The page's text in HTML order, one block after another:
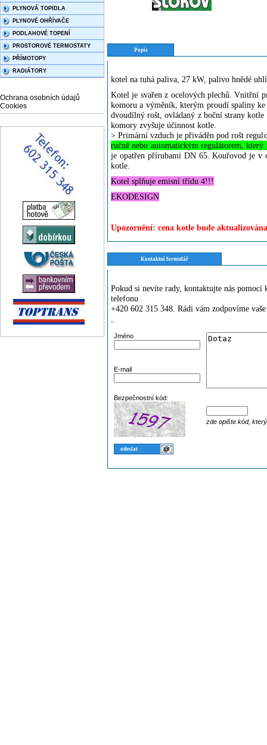
PLYNOVÁ TOPIDLA
PLYNOVÉ OHŘÍVAČE
PODLAHOVÉ TOPENÍ
PROSTOROVÉ TERMOSTATY
PŘÍMOTOPY
RADIÁTORY
Ochrana osobních údajů
Cookies
Popis
kotel na tuhá paliva, 27 kW, palivo hnědé
Kotel je svařen z ocelových plechů. Vnitřní
komoru a výměník, kterým proudí spaliny
dvoudílný rošt, ovládaný z boční strany kotle
komory zvyšuje účinnost kotle.
> Primární vzduch je přiváděn pod rošt
ručně nebo automatickým regulátorem,
je opatřen přírubami DN 65. Kouřovod je v
kotle.
Kotel splňuje emisní třídu 4!!!
EKODESIGN
Upozornění: cena kotle bude
Kontaktní formulář
Pokud si nevíte rady, kontaktujte nás
telefonu
+420 602 315 348. Rádi vám zodpovíme
¨
Jméno
E-mail
Bezpečnostní kód:
zde opište kód,